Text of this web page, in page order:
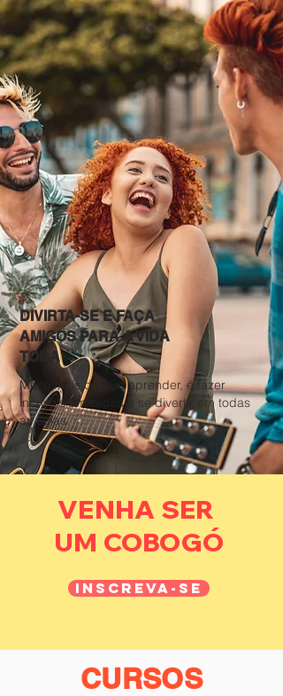
DIVIRTA-SE E FAÇA
AMIGOS PARA A VIDA
TODA
Muito mais do que aprender, é fazer
incríveis amizades e se divertir em todas
as aulas.
VENHA SER
UM COBOGÓ
INSCREVA-SE
CURSOS